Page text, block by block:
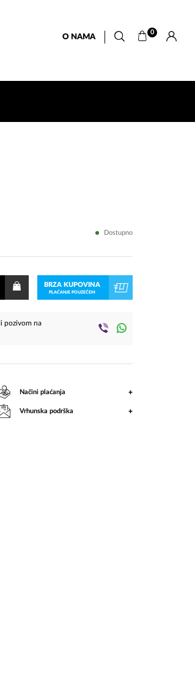
O NAMA
0
Dostupno
BRZA KUPOVINA
PLAĆANJE POUZEĆEM
pozivom na
Načini plaćanja +
Vrhunska podrška +